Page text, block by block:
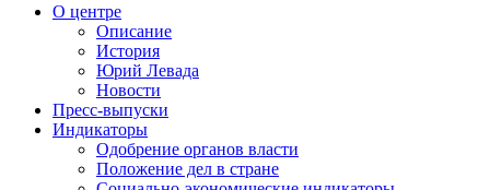
О центре
Описание
История
Юрий Левада
Новости
Пресс-выпуски
Индикаторы
Одобрение органов власти
Положение дел в стране